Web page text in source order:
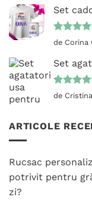
Set
Evaluat
de Corina
Set
Evaluat la
de
ARTICOLE
Rucsac
potrivit pentru
zi?